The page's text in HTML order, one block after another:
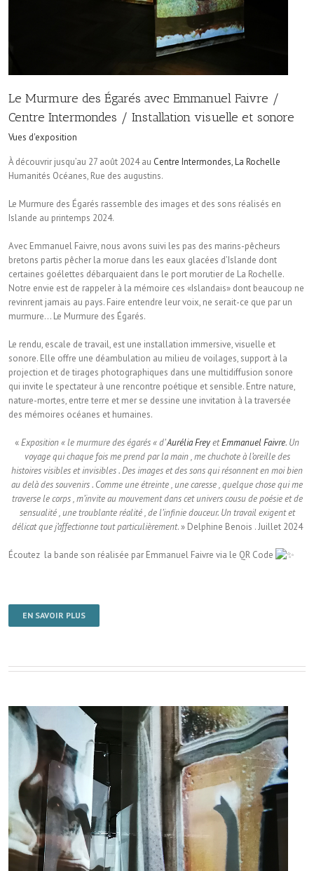
Le Murmure des Égarés avec Emmanuel Faivre /
Centre Intermondes / Installation visuelle et sonore
Vues d'exposition
À découvrir jusqu’au 27 août 2024 au Centre Intermondes, La Rochelle
Humanités Océanes, Rue des augustins.
Le Murmure des Égarés rassemble des images et des sons réalisés en
Islande au printemps 2024.
Avec Emmanuel Faivre, nous avons suivi les pas des marins-pêcheurs
bretons partis pêcher la morue dans les eaux glacées d’Islande dont
certaines goélettes débarquaient dans le port morutier de La Rochelle.
Notre envie est de rappeler à la mémoire ces «Islandais» dont beaucoup ne
revinrent jamais au pays. Faire entendre leur voix, ne serait-ce que par un
murmure… Le Murmure des Égarés.
Le rendu, escale de travail, est une installation immersive, visuelle et
sonore. Elle offre une déambulation au milieu de voilages, support à la
projection et de tirages photographiques dans une multidiffusion sonore
qui invite le spectateur à une rencontre poétique et sensible. Entre nature,
nature-mortes, entre terre et mer se dessine une invitation à la traversée
des mémoires océanes et humaines.
«Exposition « le murmure des égarés « d’Aurélia FreyetEmmanuel Faivre. Un
voyage qui chaque fois me prend par la main , me chuchote à l’oreille des
histoires visibles et invisibles . Des images et des sons qui résonnent en moi bien
au delà des souvenirs . Comme une étreinte , une caresse , quelque chose qui me
traverse le corps , m’invite au mouvement dans cet univers cousu de poésie et de
sensualité , une troublante réalité , de l’infinie douceur. Un travail exigent et
délicat que j’affectionne tout particulièrement. » Delphine Benois . Juillet 2024
Écoutez la bande son réalisée par Emmanuel Faivre via le QR Code
EN SAVOIR PLUS